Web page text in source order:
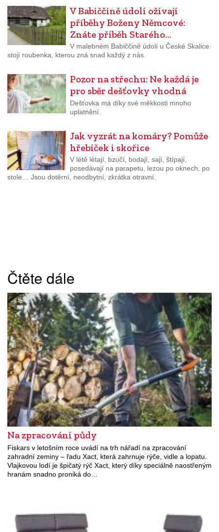
V Babiččině údolí ožívají
příběhy Boženy Němcové:
Znáte příběh Starého…
V malebném Babiččině údolí u České Skalice
stojí roubenka, kterou zná snad každý z nás.
Pozor na střechu: Ne každá je
pro sběr dešťovky vhodná
Dešťovka má díky své měkkosti mnoho
uplatnění.
Jak vyzrát na komáry? Pomůže
hřebíček i skořice
V létě létají, bzučí, bodají, sají, štípají,
posedávají na parapetu, lezou po oknech, po
stole… Jsou dotěrní, neodbytní, zkrátka otravní.
Čtěte dále
Na zpracování půdy
Fiskars v letošním roce uvádí na trh nářadí na zpracování
zahradní zeminy – řadu Xact, která zahrnuje rýče, vidle a lopatu.
Vlajkovou lodí je špičatý rýč Xact, který díky speciálně naostřeným
hranám snadno proniká do…